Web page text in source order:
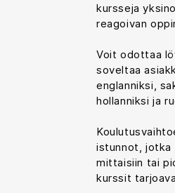
kursseja
reagoivan
Voit odottaa
soveltaa
englanniksi,
hollanniksi ja
istunnot, jotka
mittaisiin tai
kurssit